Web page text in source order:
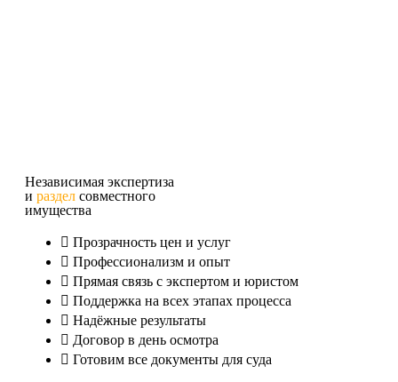
Независимая экспертиза
и раздел совместного
имущества
Прозрачность цен и услуг
Профессионализм и опыт
Прямая связь с экспертом и юристом
Поддержка на всех этапах процесса
Надёжные результаты
Договор в день осмотра
Готовим все документы для суда